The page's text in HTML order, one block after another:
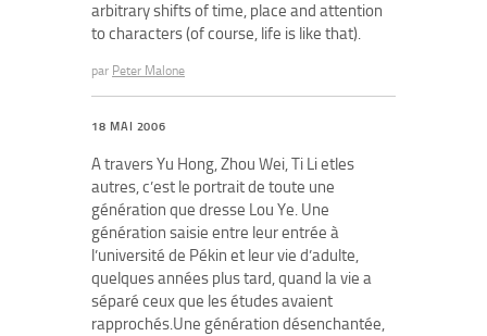
arbitrary shifts of time, place and attention
to characters (of course, life is like that).
par Peter Malone
18 MAI 2006
A travers Yu Hong, Zhou Wei, Ti Li etles
autres, c’est le portrait de toute une
génération que dresse Lou Ye. Une
génération saisie entre leur entrée à
l’université de Pékin et leur vie d’adulte,
quelques années plus tard, quand la vie a
séparé ceux que les études avaient
rapprochés.Une génération désenchantée,